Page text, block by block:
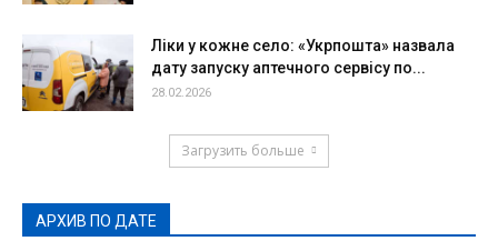
Ліки у кожне село: «Укрпошта» назвала
дату запуску аптечного сервісу по...
28.02.2026
Загрузить больше
АРХИВ ПО ДАТЕ